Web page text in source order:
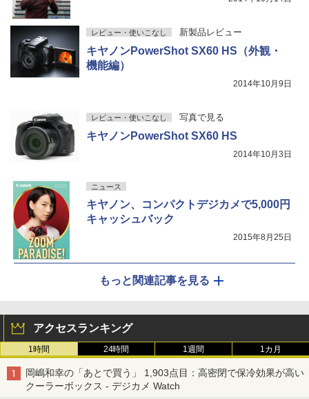
レビュー・使いこなし 新製品レビュー
キヤノンPowerShot SX60 HS（外観・
機能編）
2014年10月9日
レビュー・使いこなし 写真で見る
キヤノンPowerShot SX60 HS
2014年10月3日
ニュース
キヤノン、コンパクトデジカメで5,000円
キャッシュバック
2015年8月25日
もっと関連記事を見る
アクセスランキング
1時間 24時間 1週間 1カ月
岡嶋和幸の「あとで買う」 1,903点目：高密閉で保冷効果が高い
クーラーボックス - デジカメ Watch